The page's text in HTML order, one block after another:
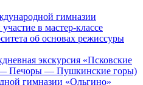
гимназии
в мастер-классе
об основах режиссуры